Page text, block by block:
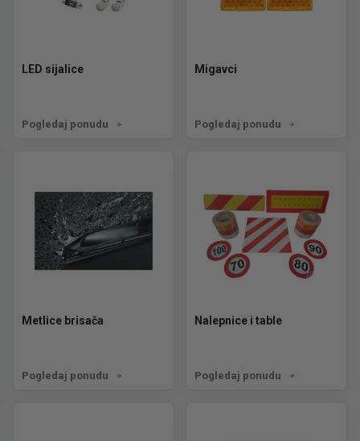
LED sijalice
Pogledaj ponudu
Migavci
Pogledaj ponudu
Metlice brisača
Pogledaj ponudu
Nalepnice i table
Pogledaj ponudu